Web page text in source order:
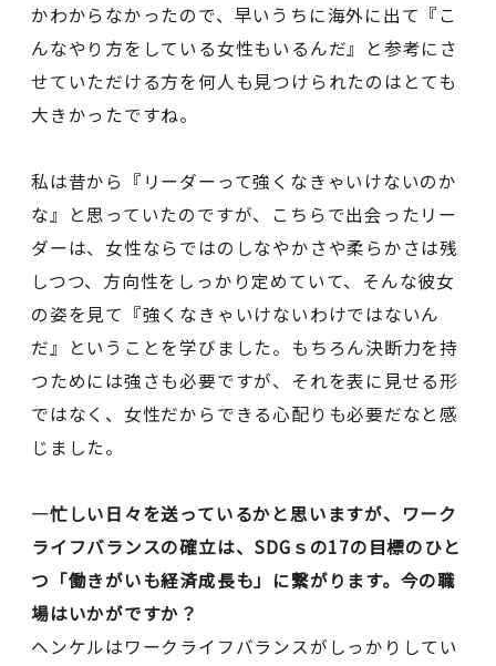
かわからなかったので、早いうちに海外に出て『こ
んなやり方をしている女性もいるんだ』と参考にさ
せていただける方を何人も見つけられたのはとても
大きかったですね。
私は昔から『リーダーって強くなきゃいけないのか
な』と思っていたのですが、こちらで出会ったリー
ダーは、女性ならではのしなやかさや柔らかさは残
しつつ、方向性をしっかり定めていて、そんな彼女
の姿を見て『強くなきゃいけないわけではないん
だ』ということを学びました。もちろん決断力を持
つためには強さも必要ですが、それを表に見せる形
ではなく、女性だからできる心配りも必要だなと感
じました。
―忙しい日々を送っているかと思いますが、ワーク
ライフバランスの確立は、SDGｓの17の目標のひと
つ「働きがいも経済成長も」に繋がります。今の職
場はいかがですか？
ヘンケルはワークライフバランスがしっかりしてい